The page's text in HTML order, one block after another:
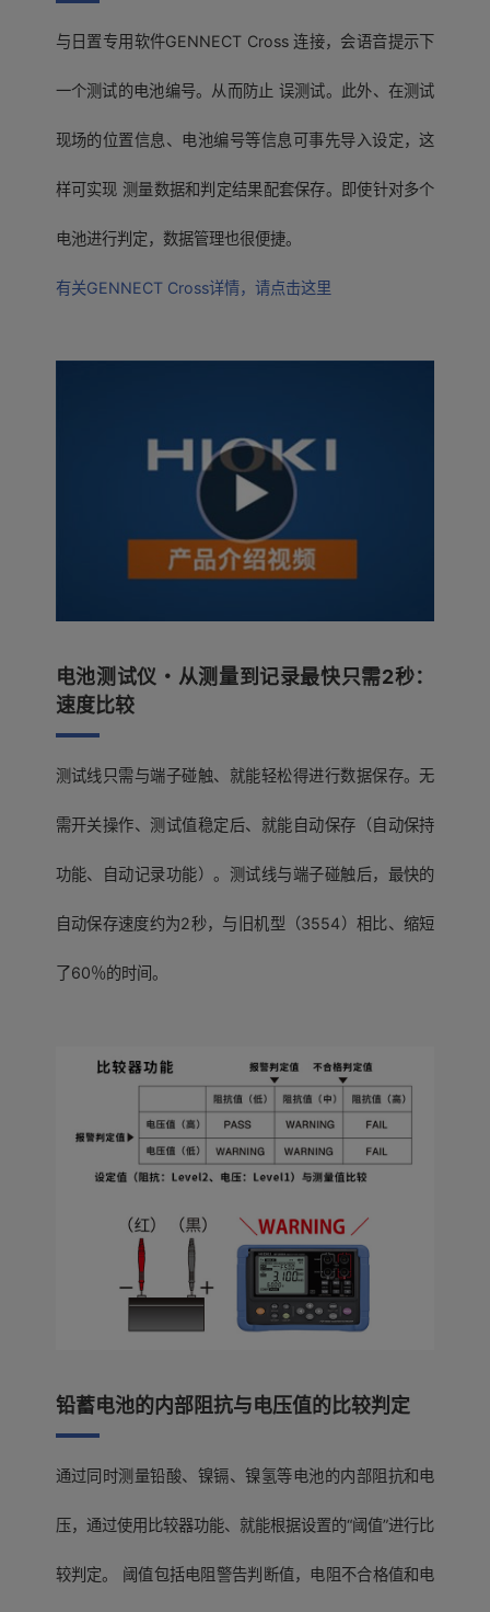
与日置专用软件GENNECT Cross 连接，会语音提示下
一个测试的电池编号。从而防止 误测试。此外、在测试
现场的位置信息、电池编号等信息可事先导入设定，这
样可实现 测量数据和判定结果配套保存。即使针对多个
电池进行判定，数据管理也很便捷。
有关GENNECT Cross详情，请点击这里
电池测试仪・从测量到记录最快只需2秒：
速度比较
测试线只需与端子碰触、就能轻松得进行数据保存。无
需开关操作、测试值稳定后、就能自动保存（自动保持
功能、自动记录功能）。测试线与端子碰触后，最快的
自动保存速度约为2秒，与旧机型（3554）相比、缩短
了60％的时间。
铅蓄电池的内部阻抗与电压值的比较判定
通过同时测量铅酸、镍镉、镍氢等电池的内部阻抗和电
压，通过使用比较器功能、就能根据设置的“阈值”进行比
较判定。 阈值包括电阻警告判断值，电阻不合格值和电